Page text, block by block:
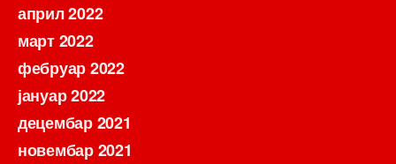
април 2022
март 2022
фебруар 2022
јануар 2022
децембар 2021
новембар 2021